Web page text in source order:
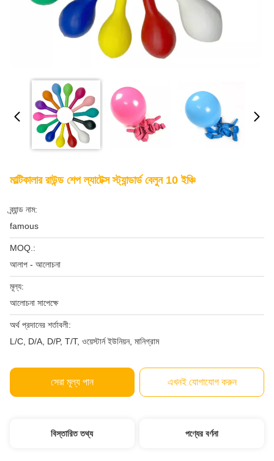
মাল্টিকালার রাউন্ড শেপ ল্যাটেক্স স্ট্যান্ডার্ড বেলুন 10 ইঞ্চি
ব্র্যান্ড নাম:
famous
MOQ.:
আলাপ - আলোচনা
মূল্য:
আলোচনা সাপেক্ষে
অর্থ প্রদানের শর্তাবলী:
L/C, D/A, D/P, T/T, ওয়েস্টার্ন ইউনিয়ন, মানিগ্রাম
সেরা মূল্য পান এখনই যোগাযোগ করুন
বিস্তারিত তথ্য পণ্যের বর্ণনা